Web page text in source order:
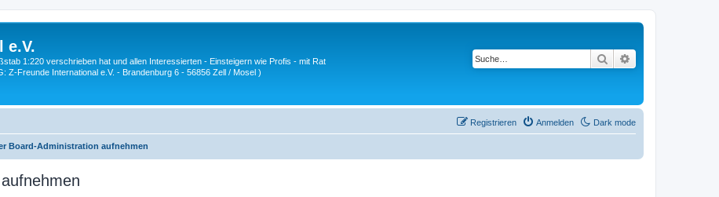
e.V.
1:220 verschrieben hat und allen Interessierten - Einsteigern wie Profis - mit Rat
Z-Freunde International e.V. - Brandenburg 6 - 56856 Zell / Mosel )
Suche
Dark mode
Anmelden
Registrieren
Board-Administration aufnehmen